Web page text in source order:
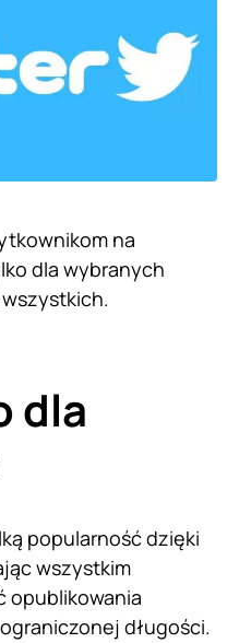
na
dla wybranych
dla
popularność dzięki
wszystkim
opublikowania
długości.